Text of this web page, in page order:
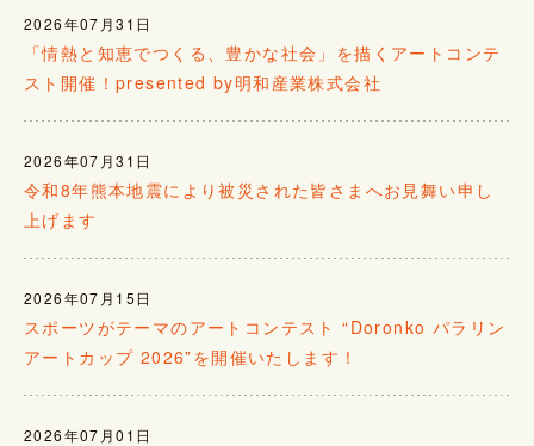
2026年07月31日
「情熱と知恵でつくる、豊かな社会」を描くアートコンテ
スト開催！presented by明和産業株式会社
2026年07月31日
令和8年熊本地震により被災された皆さまへお見舞い申し
上げます
2026年07月15日
スポーツがテーマのアートコンテスト “Doronko パラリン
アートカップ 2026”を開催いたします！
2026年07月01日